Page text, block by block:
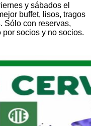
y sábados el
buffet, lisos, tragos
Sólo con reservas,
socios y no socios.